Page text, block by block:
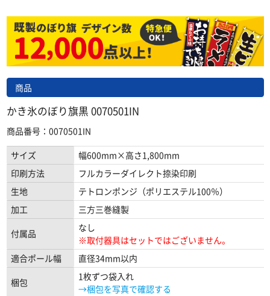
商品
かき氷のぼり旗黒 0070501IN
商品番号：0070501IN
サイズ
幅600mm×高さ1,800mm
印刷方法
フルカラーダイレクト捺染印刷
生地
テトロンポンジ（ポリエステル100％）
加工
三方三巻縫製
付属品
なし
※取付器具はセットではございません。
適合ポール幅
直径34mm以内
梱包
1枚ずつ袋入れ
→梱包を写真で確認する